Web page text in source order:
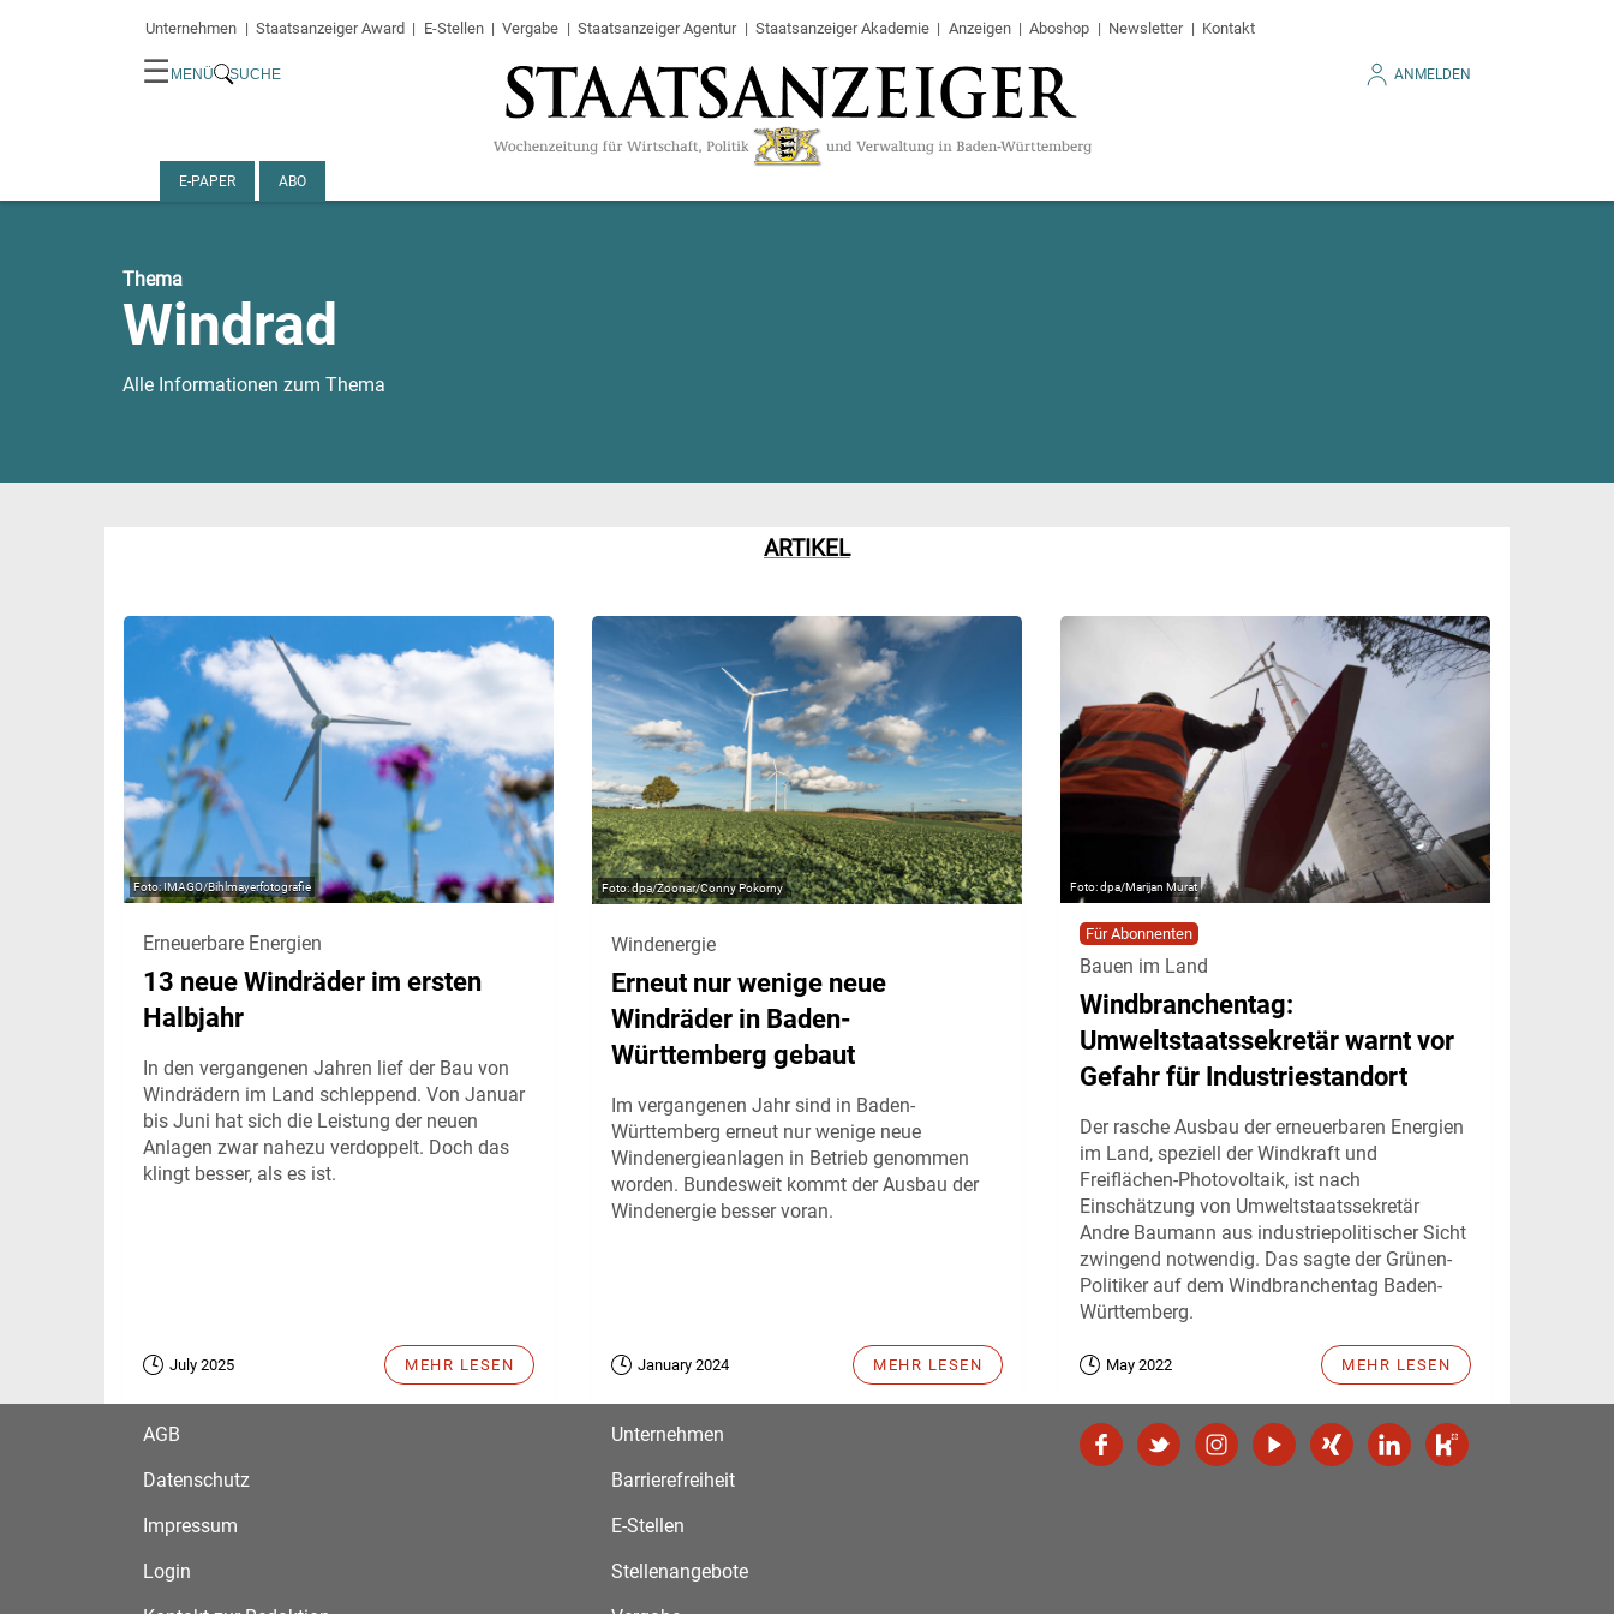
Unternehmen Staatsanzeiger Award E-Stellen Vergabe Staatsanzeiger Agentur Staatsanzeiger Akademie Anzeigen Aboshop Newsletter Kontakt
☰ MENÜ SUCHE ANMELDEN
E-PAPER ABO
Thema
Windrad
Alle Informationen zum Thema
ARTIKEL
IMAGO/Bihlmayerfotografie
Erneuerbare Energien
13 neue Windräder im ersten
Halbjahr
In den vergangenen Jahren lief der Bau von
Windrädern im Land schleppend. Von Januar
bis Juni hat sich die Leistung der neuen
Anlagen zwar nahezu verdoppelt. Doch das
klingt besser, als es ist.
July 2025 MEHR LESEN
dpa/Zoonar/Conny Pokorny
Windenergie
Erneut nur wenige neue
Windräder in Baden-
Württemberg gebaut
Im vergangenen Jahr sind in Baden-
Württemberg erneut nur wenige neue
Windenergieanlagen in Betrieb genommen
worden. Bundesweit kommt der Ausbau der
Windenergie besser voran.
January 2024 MEHR LESEN
dpa/Marijan Murat
Für Abonnenten
Bauen im Land
Windbranchentag:
Umweltstaatssekretär warnt vor
Gefahr für Industriestandort
Der rasche Ausbau der erneuerbaren Energien
im Land, speziell der Windkraft und
Freiflächen-Photovoltaik, ist nach
Einschätzung von Umweltstaatssekretär
Andre Baumann aus industriepolitischer Sicht
zwingend notwendig. Das sagte der Grünen-
Politiker auf dem Windbranchentag Baden-
Württemberg.
May 2022 MEHR LESEN
AGB
Datenschutz
Impressum
Login
Unternehmen
Barrierefreiheit
E-Stellen
Stellenangebote